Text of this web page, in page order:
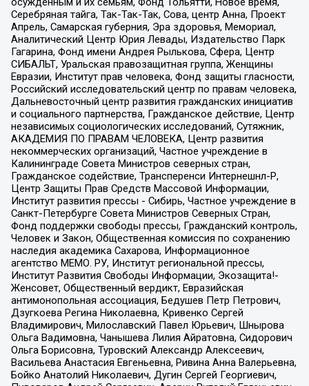
Серебряная тайга, Так-Так-Так, Сова, центр Анна, Проект
Апрель, Самарская губерния, Эра здоровья, Мемориал,
Аналитический Центр Юрия Левады, Издательство Парк
Гагарина, Фонд имени Андрея Рылькова, Сфера, Центр
СИБАЛЬТ, Уральская правозащитная группа, Женщины
Евразии, Институт прав человека, Фонд защиты гласности,
Российский исследовательский центр по правам человека,
Дальневосточный центр развития гражданских инициатив
и социального партнерства, Гражданское действие, Центр
независимых социологических исследований, Сутяжник,
АКАДЕМИЯ ПО ПРАВАМ ЧЕЛОВЕКА, Центр развития
некоммерческих организаций, Частное учреждение в
Калининграде Совета Министров северных стран,
Гражданское содействие, Трансперенси Интернешнл-Р,
Центр Защиты Прав Средств Массовой Информации,
Институт развития прессы - Сибирь, Частное учреждение в
Санкт-Петербурге Совета Министров Северных Стран,
Фонд поддержки свободы прессы, Гражданский контроль,
Человек и Закон, Общественная комиссия по сохранению
наследия академика Сахарова, Информационное
агентство МЕМО. РУ, Институт региональной прессы,
Институт Развития Свободы Информации, Экозащита!-
Женсовет, Общественный вердикт, Евразийская
антимонопольная ассоциация, Бедушев Петр Петрович,
Дзугкоева Регина Николаевна, Кривенко Сергей
Владимирович, Милославский Павел Юрьевич, Шнырова
Ольга Вадимовна, Чанышева Лилия Айратовна, Сидорович
Ольга Борисовна, Туровский Александр Алексеевич,
Васильева Анастасия Евгеньевна, Ривина Анна Валерьевна,
Бойко Анатолий Николаевич, Дугин Сергей Георгиевич,